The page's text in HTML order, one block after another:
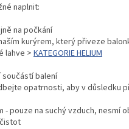
naplnit:
na počkání
kurýrem, který přiveze
lahve > KATEGORIE HELIUM
součástí balení
opatrnosti, aby v důsledku
- pouze na suchý vzduch, nesmí